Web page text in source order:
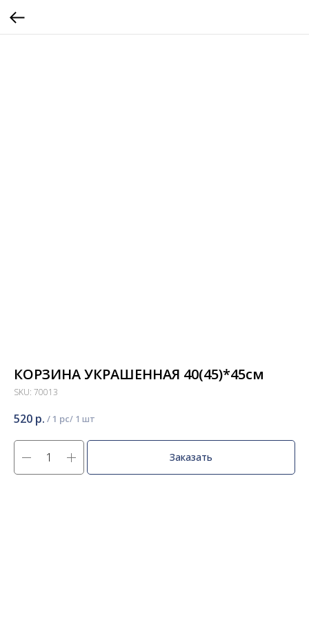
КОРЗИНА УКРАШЕННАЯ 40(45)*45см
SKU: 70013
520 р. / 1 pc
Заказать